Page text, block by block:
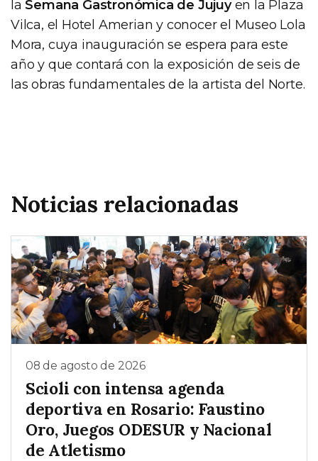
laSemana Gastronómica de Jujuyen la Plaza
Vilca, el Hotel Amerian y conocer el Museo Lola
Mora, cuya inauguración se espera para este
año y que contará con la exposición de seis de
las obras fundamentales de la artista del Norte.
Noticias relacionadas
08 de agosto de 2026
Scioli con intensa agenda
deportiva en Rosario: Faustino
Oro, Juegos ODESUR y Nacional
de Atletismo